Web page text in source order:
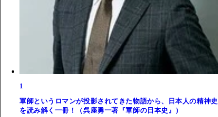
1
軍師というロマンが投影されてきた物語から、日本人の精神史
を読み解く一冊！（呉座勇一著『軍師の日本史』）